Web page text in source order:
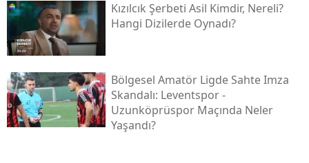
Kızılcık Şerbeti Asil Kimdir, Nereli?
Hangi Dizilerde Oynadı?
Bölgesel Amatör Ligde Sahte Imza
Skandalı: Leventspor -
Uzunköprüspor Maçında Neler
Yaşandı?